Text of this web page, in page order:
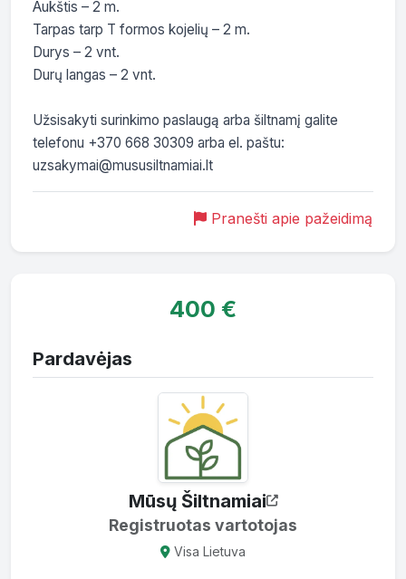
Aukštis – 2 m.
Tarpas tarp T formos kojelių – 2 m.
Durys – 2 vnt.
Durų langas – 2 vnt.
Užsisakyti surinkimo paslaugą arba šiltnamį galite
telefonu +370 668 30309 arba el. paštu:
uzsakymai@mususiltnamiai.lt
Pranešti apie pažeidimą
400 €
Pardavėjas
Mūsų Šiltnamiai
Registruotas vartotojas
Visa Lietuva